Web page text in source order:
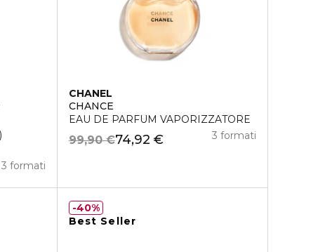
3 formati
CHANEL
CHANCE
EAU DE PARFUM VAPORIZZATORE
74,92 €
99,90 € 3 formati
Best Seller
40%